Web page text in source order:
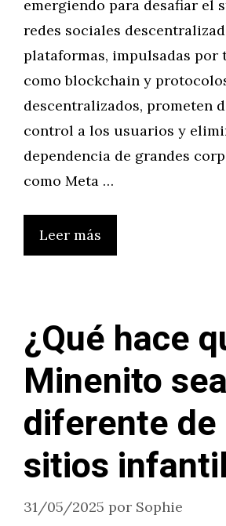
emergiendo para desafiar el
redes sociales
plataformas, impulsadas por
como blockchain y
descentralizados, prometen
control a los usuarios y
dependencia de grandes
como Meta …
Leer más
¿Qué hace
Minenito sea
diferente
sitios
31/05/2025 por Sophie